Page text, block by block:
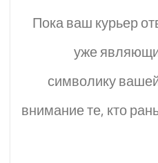
Пока ваш курьер
уже
символику
внимание те, кто